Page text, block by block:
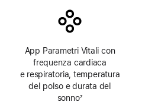
App Parametri Vitali con
frequenza cardiaca
e respiratoria, temperatura
del polso e durata del
sonno7